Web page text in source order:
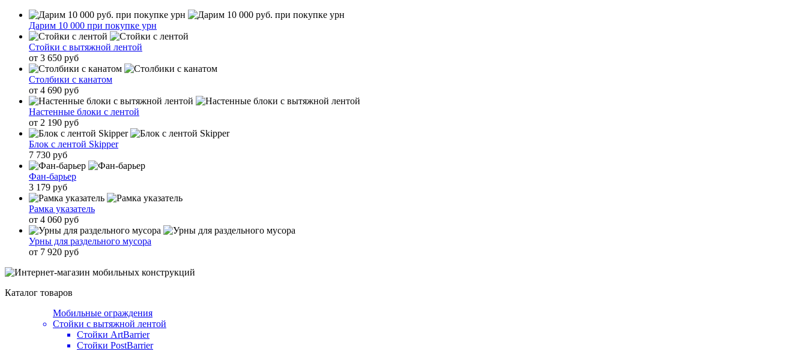
Дарим 10 000 при покупке урн
Стойки с вытяжной лентой
от 3 650 руб
Столбики с канатом
от 4 690 руб
Настенные блоки с лентой
от 2 190 руб
Блок с лентой Skipper
7 730 руб
Фан-барьер
3 179 руб
Рамка указатель
от 4 060 руб
Урны для раздельного мусора
от 7 920 руб
Каталог товаров
Мобильные ограждения
Стойки с вытяжной лентой
Стойки ArtBarrier
Стойки PostBarrier